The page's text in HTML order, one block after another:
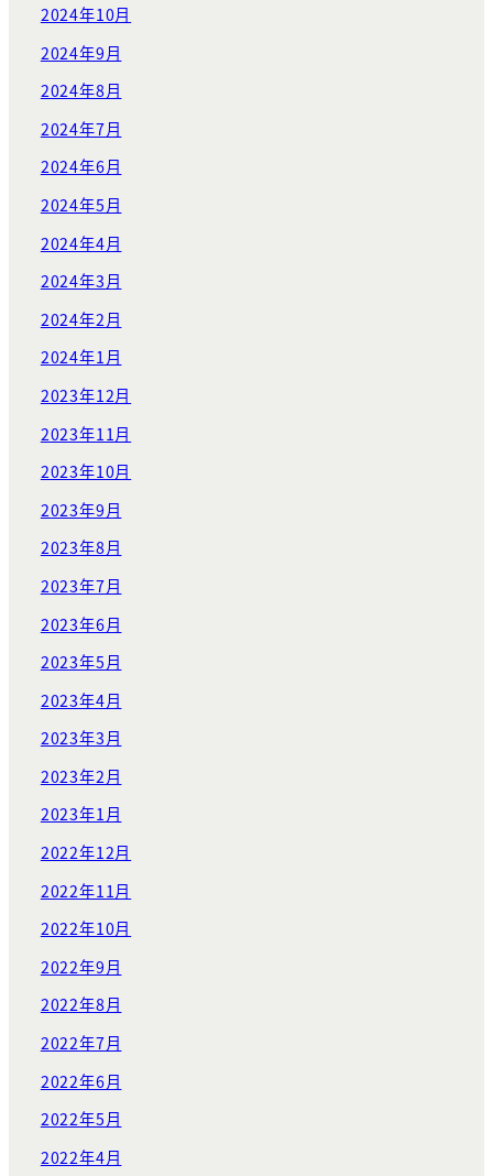
2024年10月
2024年9月
2024年8月
2024年7月
2024年6月
2024年5月
2024年4月
2024年3月
2024年2月
2024年1月
2023年12月
2023年11月
2023年10月
2023年9月
2023年8月
2023年7月
2023年6月
2023年5月
2023年4月
2023年3月
2023年2月
2023年1月
2022年12月
2022年11月
2022年10月
2022年9月
2022年8月
2022年7月
2022年6月
2022年5月
2022年4月